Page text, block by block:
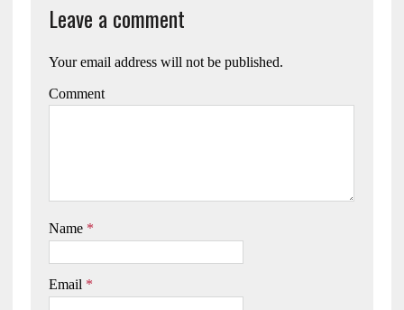
Leave a comment
Your email address will not be published.
Comment
Name *
Email *